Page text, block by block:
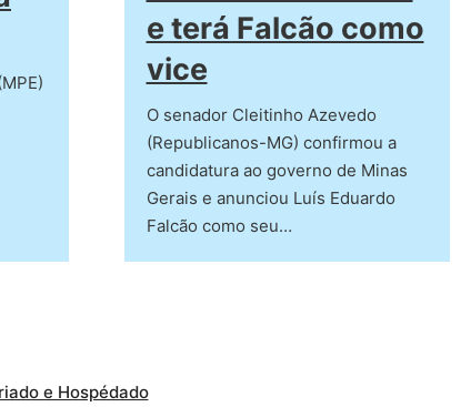
e terá Falcão como
vice
O senador Cleitinho Azevedo
(Republicanos-MG) confirmou a
candidatura ao governo de Minas
Gerais e anunciou Luís Eduardo
Falcão como seu…
e Hospédado